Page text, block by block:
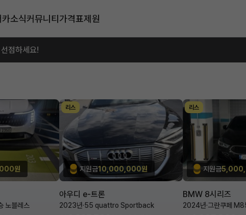
소식커뮤니티가격표제원
점하세요!
원
노블레스
리스
지원금10,000,000원
아우디 e-트론
2023년·55 quattro Sportback
리스
지원금
BMW 8시리즈
2024년·그란쿠페